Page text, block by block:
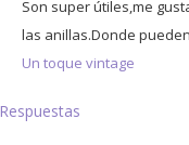
Son super útiles,me
las anillas.Donde
Un toque vintage
Respuestas